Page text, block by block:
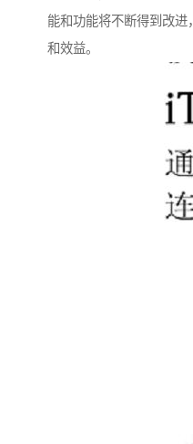
能和功能将不断得到改进
和效益。